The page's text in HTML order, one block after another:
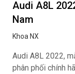
Audi A8L
Nam
Khoa NX
Audi A8L 2022,
phân phối chính